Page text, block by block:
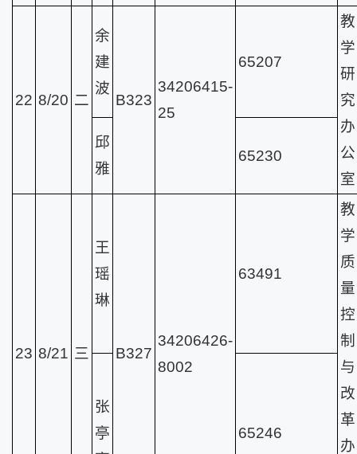
22 8/20 二
余
建
波
B323
34206415-
25
65207
教
学
研
究
办
公
室
邱
雅
65230
23 8/21 三
王
瑶
琳
B327
34206426-
8002
63491
教
学
质
量
控
制
与
改
革
办
张
亭
65246